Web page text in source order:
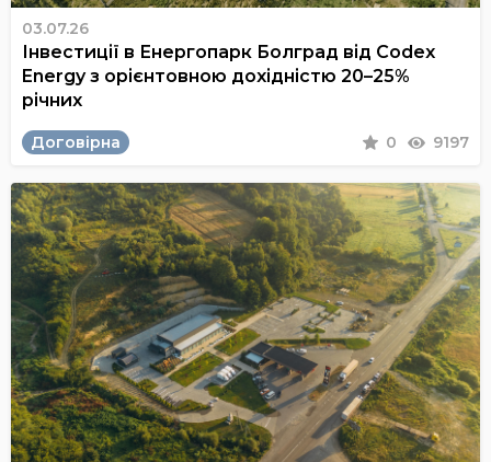
03.07.26
Інвестиції в Енергопарк Болград від Codex
Energy з орієнтовною дохідністю 20–25%
річних
Договірна 0 9197